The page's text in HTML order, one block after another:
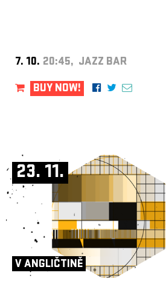
7. 10. 20:45, JAZZ BAR
BUY NOW!
23. 11.
V ANGLIČTINĚ